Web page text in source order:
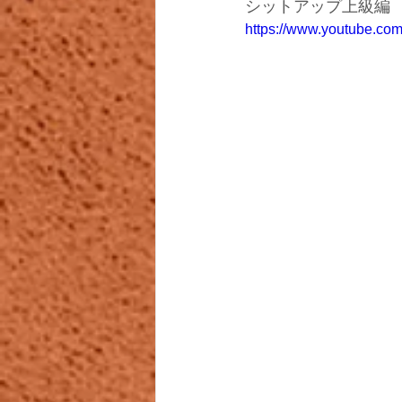
シットアップ上級編
https://